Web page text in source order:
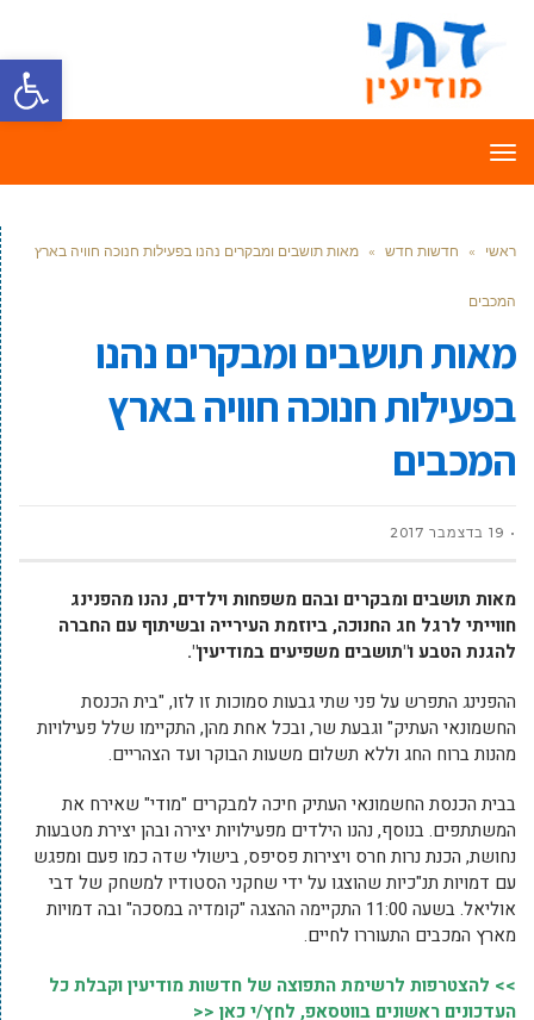
פתח
תפריט
ראשי » חדשות חדש » מאות תושבים ומבקרים נהנו בפעילות חנוכה חוויה בארץ
המכבים
מאות תושבים ומבקרים נהנו
בפעילות חנוכה חוויה בארץ
המכבים
19 בדצמבר 2017
מאות תושבים ומבקרים ובהם משפחות וילדים, נהנו מהפנינג
חווייתי לרגל חג החנוכה, ביוזמת העירייה ובשיתוף עם החברה
להגנת הטבע ו"תושבים משפיעים במודיעין".
ההפנינג התפרש על פני שתי גבעות סמוכות זו לזו, "בית הכנסת
החשמונאי העתיק" וגבעת שר, ובכל אחת מהן, התקיימו שלל פעילויות
מהנות ברוח החג וללא תשלום משעות הבוקר ועד הצהריים.
בבית הכנסת החשמונאי העתיק חיכה למבקרים "מודי" שאירח את
המשתתפים. בנוסף, נהנו הילדים מפעילויות יצירה ובהן יצירת מטבעות
נחושת, הכנת נרות חרס ויצירות פסיפס, בישולי שדה כמו פעם ומפגש
עם דמויות תנ"כיות שהוצגו על ידי שחקני הסטודיו למשחק של דבי
אוליאל. בשעה 11:00 התקיימה ההצגה "קומדיה במסכה" ובה דמויות
מארץ המכבים התעוררו לחיים.
>> להצטרפות לרשימת התפוצה של חדשות מודיעין וקבלת כל
העדכונים ראשונים בווטסאפ, לחץ/י כאן <<